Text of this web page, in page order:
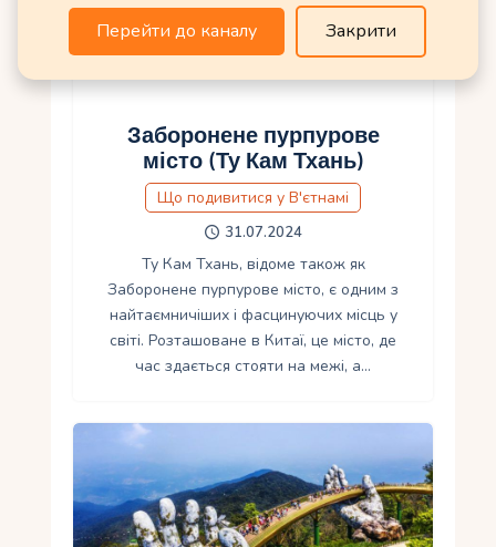
Заборонене пурпурове
місто (Ту Кам Тхань)
Що подивитися у В'єтнамі
31.07.2024
Ту Кам Тхань, відоме також як
Заборонене пурпурове місто, є одним з
найтаємничіших і фасцинуючих місць у
світі. Розташоване в Китаї, це місто, де
час здається стояти на межі, а…
Перейти до каналу Закрити